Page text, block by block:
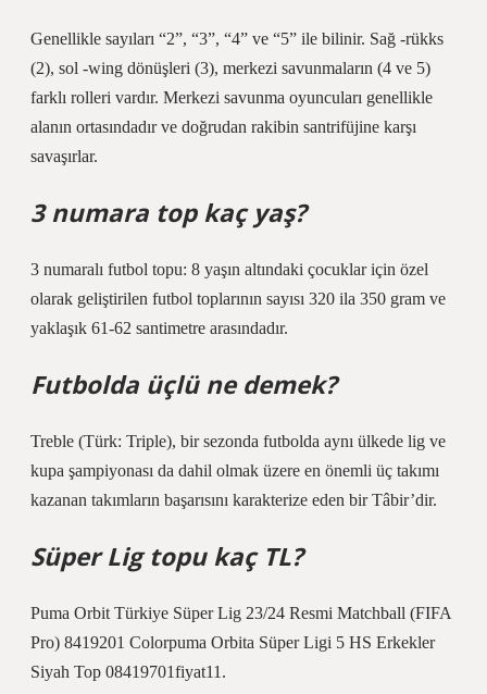
Genellikle sayıları “2”, “3”, “4” ve “5” ile bilinir. Sağ -rükks
(2), sol -wing dönüşleri (3), merkezi savunmaların (4 ve 5)
farklı rolleri vardır. Merkezi savunma oyuncuları genellikle
alanın ortasındadır ve doğrudan rakibin santrifüjine karşı
savaşırlar.
3 numara top kaç yaş?
3 numaralı futbol topu: 8 yaşın altındaki çocuklar için özel
olarak geliştirilen futbol toplarının sayısı 320 ila 350 gram ve
yaklaşık 61-62 santimetre arasındadır.
Futbolda üçlü ne demek?
Treble (Türk: Triple), bir sezonda futbolda aynı ülkede lig ve
kupa şampiyonası da dahil olmak üzere en önemli üç takımı
kazanan takımların başarısını karakterize eden bir Tâbir’dir.
Süper Lig topu kaç TL?
Puma Orbit Türkiye Süper Lig 23/24 Resmi Matchball (FIFA
Pro) 8419201 Colorpuma Orbita Süper Ligi 5 HS Erkekler
Siyah Top 08419701fiyat11.